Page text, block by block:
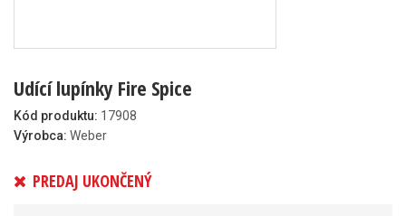
Udící lupínky Fire Spice
Kód produktu: 17908
Výrobca: Weber
PREDAJ UKONČENÝ